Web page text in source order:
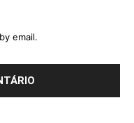
email.